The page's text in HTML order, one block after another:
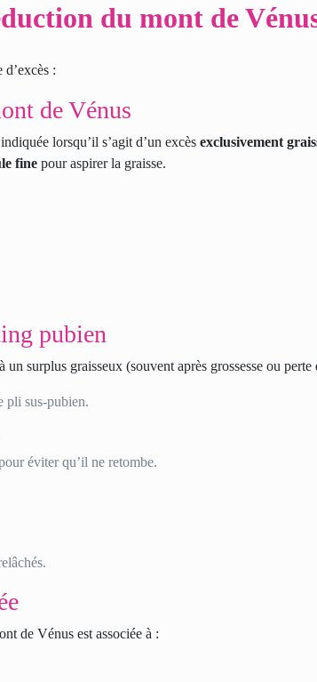
du mont de
:
de Vénus
lorsqu’il s’agit d’un excèsexclusivement
fine pour aspirer la graisse.
pubien
un surplus graisseux (souvent après grossesse ou
pli sus-pubien.
éviter qu’il ne retombe.
de Vénus est associée à :